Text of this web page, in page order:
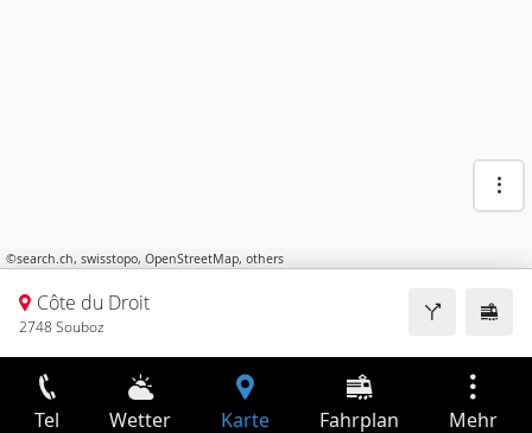
©search.ch, swisstopo, OpenStreetMap, others
Côte du Droit
2748 Souboz
Tel Wetter Karte Fahrplan Mehr